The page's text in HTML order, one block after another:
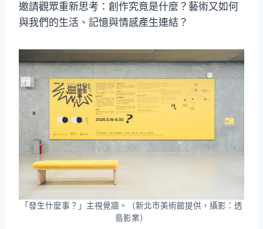
邀請觀眾重新思考：創作究竟是什麼？藝術又如何
與我們的生活、記憶與情感產生連結？
「發生什麼事？」主視覺牆。（新北市美術館提供，攝影：透
島影業）